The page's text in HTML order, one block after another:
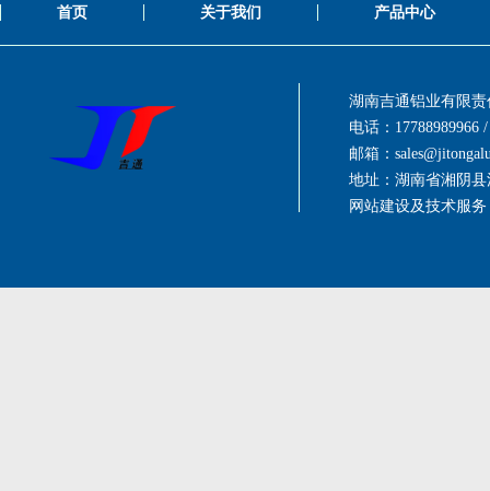
首页 关于我们 产品中心
湖南吉通铝业有限
电话：17788989966
邮箱：
地址：湖南省湘阴
网站建设及技术服